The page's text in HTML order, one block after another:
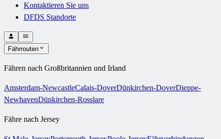
Kontaktieren Sie uns
DFDS Standorte
Fährrouten
Fähren nach Großbritannien und Irland
Amsterdam-NewcastleCalais-DoverDünkirchen-DoverDieppe-
NewhavenDünkirchen-Rosslare
Fähre nach Jersey